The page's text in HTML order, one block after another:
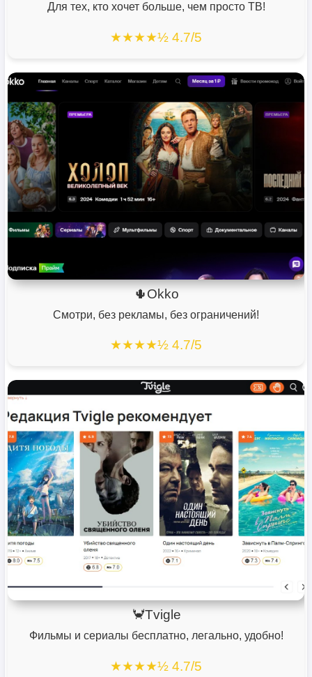
Для тех, кто хочет больше, чем просто ТВ!
★★★★½ 4.7/5
🌵Okko
Смотри, без рекламы, без ограничений!
★★★★½ 4.7/5
🦀Tvigle
Фильмы и сериалы бесплатно, легально, удобно!
★★★★½ 4.7/5